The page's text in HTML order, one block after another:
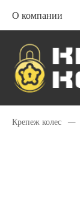
О компании
Крепеж колес —